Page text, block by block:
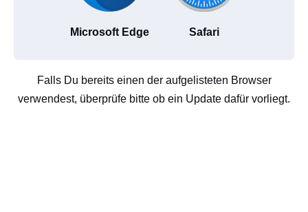
Microsoft Edge Safari
Falls Du bereits einen der aufgelisteten Browser
verwendest, überprüfe bitte ob ein Update dafür vorliegt.